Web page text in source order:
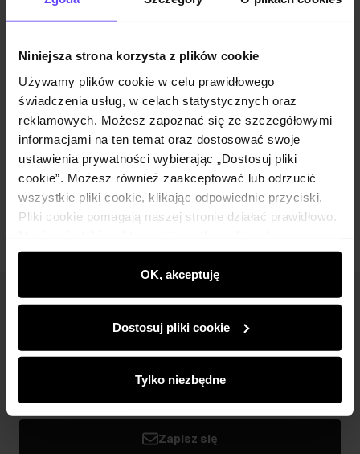
Niniejsza strona korzysta z plików cookie
Używamy plików cookie w celu prawidłowego
świadczenia usług, w celach statystycznych oraz
reklamowych. Możesz zapoznać się ze szczegółowymi
informacjami na ten temat oraz dostosować swoje
ustawienia prywatności wybierając „Dostosuj pliki
cookie”. Możesz również zaakceptować lub odrzucić
wszystkie pliki cookie, klikając odpowiednie przyciski.
Pliki cookie pomagają naszej stronie działać prawidłowo.
wyświetlać im dopasowane do ich preferencji treści,
rekomendacje oraz komunikaty reklamowe informujące o
najnowszych promocjach w e-sklepie. Informacje o tym,
partnerom społecznościowym, reklamowym i
analitycznym. Partnerzy mogą połączyć te informacje z
podczas korzystania z ich usług.
OK, akceptuję
Dostosuj pliki cookie
Tylko niezbędne
Szczegóły
Skład i wymiary
Opinie
Newsletter
Bądź na bieżąco z nowościami i promocjami!
Zapisz się